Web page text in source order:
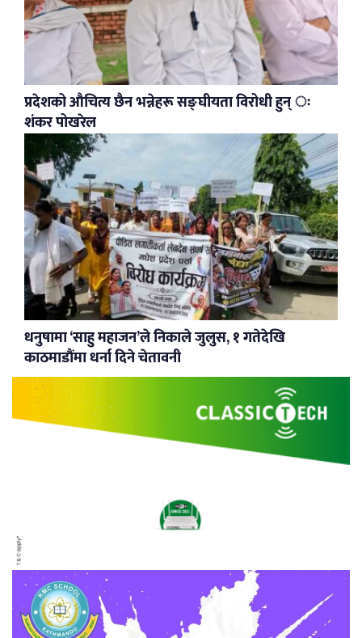
प्रदेशको औचित्य छैन भन्नेहरू सङ्घीयता विरोधी हुन् ः
शंकर पोखरेल
धनुषामा ‘साहु महाजन’ले निकाले जुलुस, १ गतेदेखि
काठमाडौंमा धर्ना दिने चेतावनी